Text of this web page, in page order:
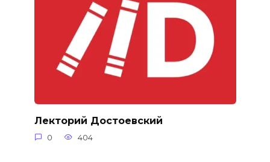
Лекторий Достоевский
0 404